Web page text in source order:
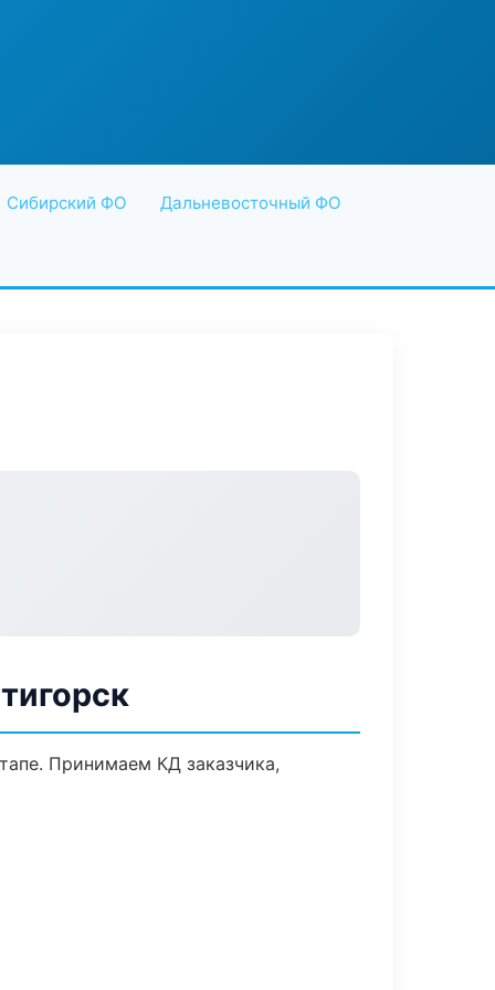
Сибирский ФО Дальневосточный ФО
Принимаем КД заказчика,